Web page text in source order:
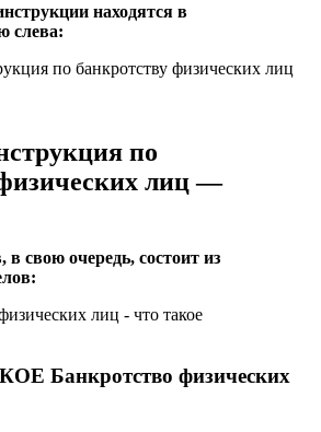
находятся в
слева:
по
лиц —
свою очередь, состоит из
Банкротство физических